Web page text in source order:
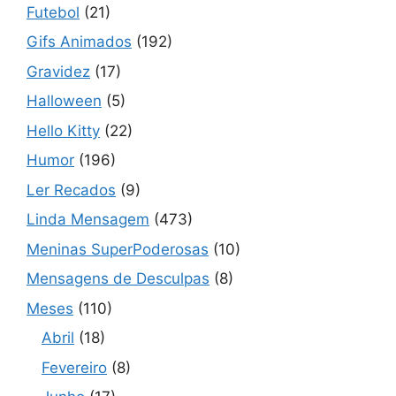
Futebol (21)
Gifs Animados (192)
Gravidez (17)
Halloween (5)
Hello Kitty (22)
Humor (196)
Ler Recados (9)
Linda Mensagem (473)
Meninas SuperPoderosas (10)
Mensagens de Desculpas (8)
Meses (110)
Abril (18)
Fevereiro (8)